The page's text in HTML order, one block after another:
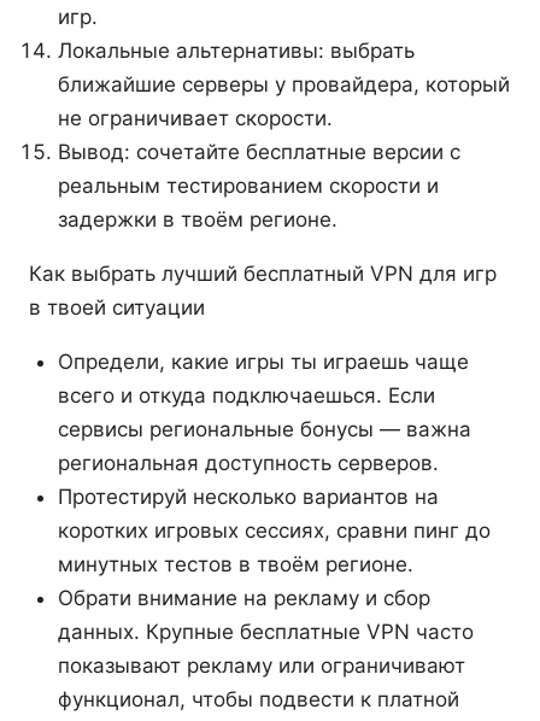
игр.
Локальные альтернативы: выбрать
ближайшие серверы у провайдера, который
не ограничивает скорости.
Вывод: сочетайте бесплатные версии с
реальным тестированием скорости и
задержки в твоём регионе.
Как выбрать лучший бесплатный VPN для игр
в твоей ситуации
Определи, какие игры ты играешь чаще
всего и откуда подключаешься. Если
сервисы региональные бонусы — важна
региональная доступность серверов.
Протестируй несколько вариантов на
коротких игровых сессиях, сравни пинг до
минутных тестов в твоём регионе.
Обрати внимание на рекламу и сбор
данных. Крупные бесплатные VPN часто
показывают рекламу или ограничивают
функционал, чтобы подвести к платной